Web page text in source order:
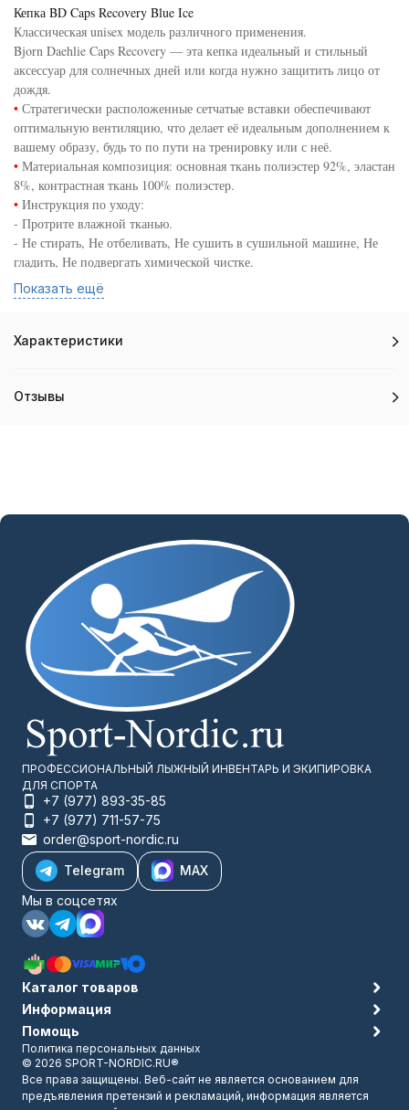
Кепка BD Caps Recovery Blue Ice
Классическая unisex модель различного применения.
Bjorn Daehlie Caps Recovery — эта кепка идеальный и стильный
аксессуар для солнечных дней или когда нужно защитить лицо от
дождя.
• Стратегически расположенные сетчатые вставки обеспечивают
оптимальную вентиляцию, что делает её идеальным дополнением к
вашему образу, будь то по пути на тренировку или с неё.
• Материальная композиция: основная ткань полиэстер 92%, эластан
8%, контрастная ткань 100% полиэстер.
• Инструкция по уходу:
- Протрите влажной тканью.
- Не стирать, Не отбеливать, Не сушить в сушильной машине, Не
гладить, Не подвергать химической чистке.
Сконцентрируйтесь, тренируйтесь и Вы всё преодолеете!
Показать ещё
Характеристики
Отзывы
ПРОФЕССИОНАЛЬНЫЙ ЛЫЖНЫЙ ИНВЕНТАРЬ И ЭКИПИРОВКА
ДЛЯ СПОРТА
+7 (977) 893-35-85
+7 (977) 711-57-75
order@sport-nordic.ru
Telegram
MAX
Мы в соцсетях
Каталог товаров
Информация
Помощь
Политика персональных данных
© 2026 SPORT-NORDIC.RU®
Все права защищены. Веб-сайт не является основанием для
предъявления претензий и рекламаций, информация является